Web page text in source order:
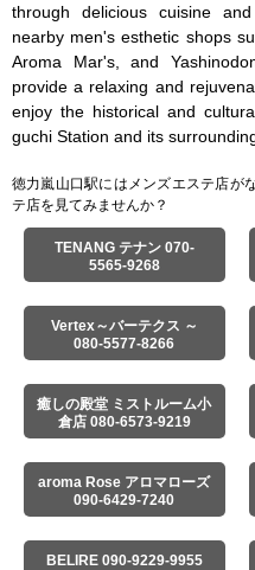
through delicious cuisine
nearby men's esthetic shops
Aroma Mar's, and
provide a relaxing and
enjoy the historical and
guchi Station and its
徳力嵐山口駅にはメンズエステ店が
テ店を見てみませんか？
TENANG テナン 070-
5565-9268
Vertex～バーテクス ～
080-5577-8266
癒しの殿堂 ミストルーム小
倉店 080-6573-9219
aroma Rose アロマローズ
090-6429-7240
BELIRE 090-9229-9955